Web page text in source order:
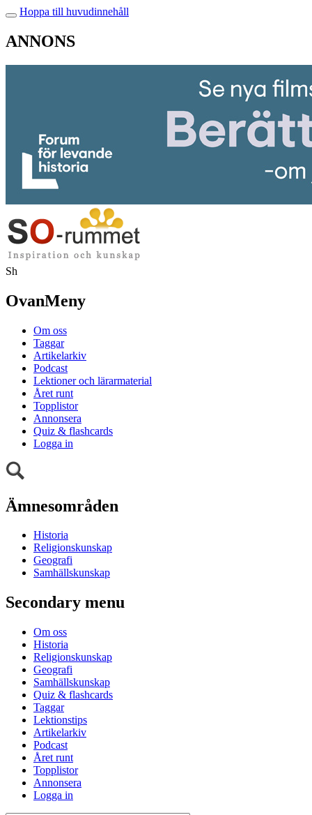
Hoppa till huvudinnehåll
ANNONS
Sh
OvanMeny
Om oss
Taggar
Artikelarkiv
Podcast
Lektioner och lärarmaterial
Året runt
Topplistor
Annonsera
Quiz & flashcards
Logga in
Ämnesområden
Historia
Religionskunskap
Geografi
Samhällskunskap
Secondary menu
Om oss
Historia
Religionskunskap
Geografi
Samhällskunskap
Quiz & flashcards
Taggar
Lektionstips
Artikelarkiv
Podcast
Året runt
Topplistor
Annonsera
Logga in